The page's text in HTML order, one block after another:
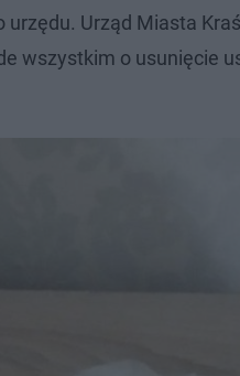
Urząd Miasta
wszystkim o usunięcie